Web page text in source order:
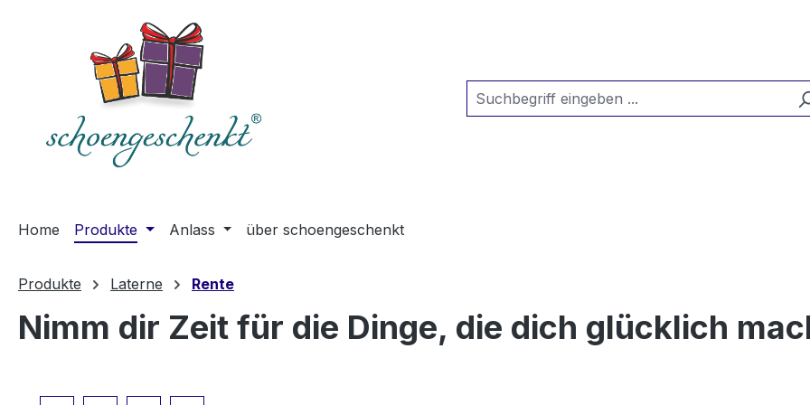
Zur Hauptnavigation springen
Home Produkte Anlass über schoengeschenkt
Produkte Laterne Rente
Nimm dir Zeit für die Dinge, die dich glücklich